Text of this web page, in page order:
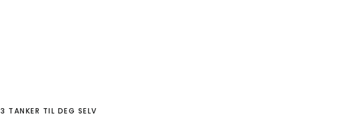
3 TANKER TIL DEG SELV